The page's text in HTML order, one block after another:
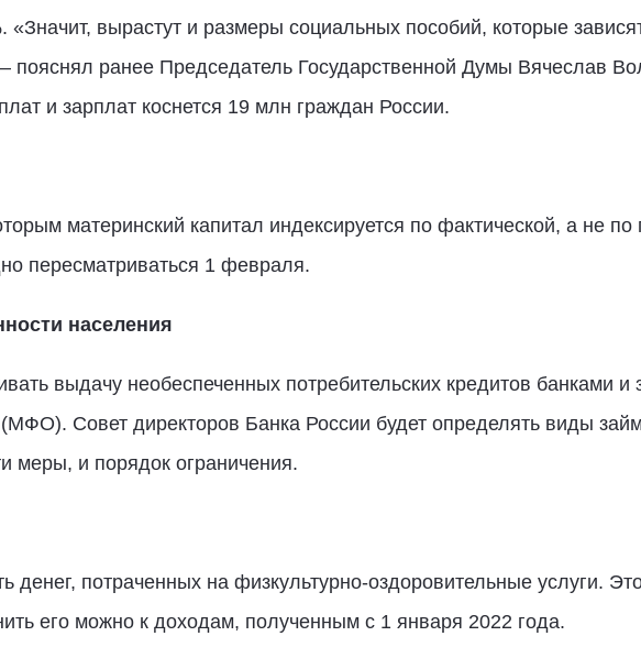
вырастут и размеры социальных пособий, которые
ранее Председатель Государственной Думы Вячеслав
и зарплат коснется 19 млн граждан России.
материнский капитал индексируется по фактической, а не по
пересматриваться 1 февраля.
населения
выдачу необеспеченных потребительских кредитов банками и
Совет директоров Банка России будет определять виды
меры, и порядок ограничения.
денег, потраченных на физкультурно-оздоровительные услуги.
его можно к доходам, полученным с 1 января 2022 года.